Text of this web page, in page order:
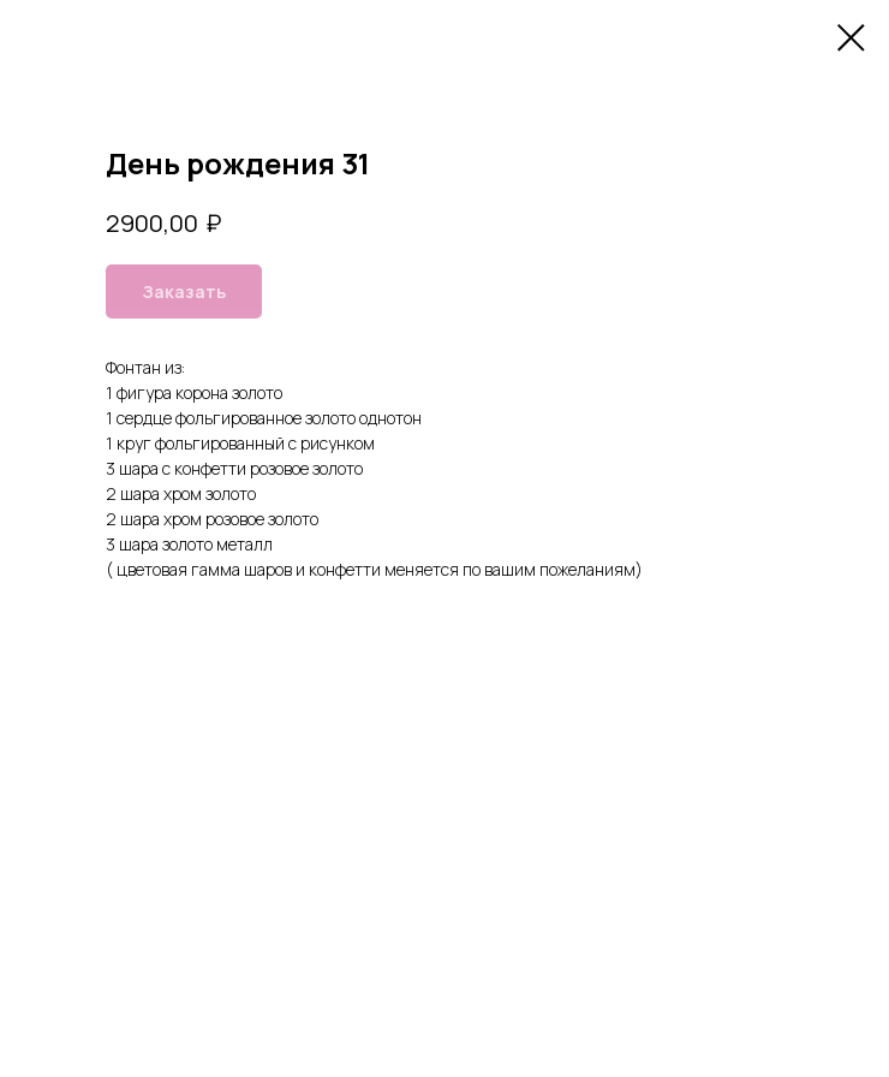
День рождения 31
2900,00 ₽
Заказать
Фонтан из:
1 фигура корона золото
1 сердце фольгированное золото однотон
1 круг фольгированный с рисунком
3 шара с конфетти розовое золото
2 шара хром золото
2 шара хром розовое золото
3 шара золото металл
( цветовая гамма шаров и конфетти меняется по вашим пожеланиям)